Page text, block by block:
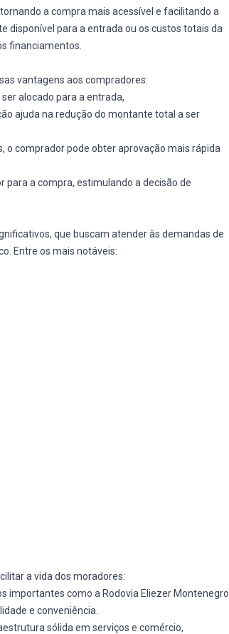
a compra mais acessível e facilitando a
disponível para a entrada ou os custos totais da
financiamentos.
vantagens aos compradores:
alocado para a entrada,
ajuda na redução do montante total a ser
o comprador pode obter aprovação mais rápida
para a compra, estimulando a decisão de
que buscam atender às demandas de
Entre os mais notáveis:
a vida dos moradores:
importantes como a Rodovia Eliezer Montenegro
e conveniência.
sólida em serviços e comércio,